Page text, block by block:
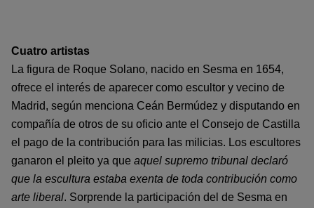
Cuatro artistas
La figura de Roque Solano, nacido en Sesma en 1654,
ofrece el interés de aparecer como escultor y vecino de
Madrid, según menciona Ceán Bermúdez y disputando en
compañía de otros de su oficio ante el Consejo de Castilla
el pago de la contribución para las milicias. Los escultores
ganaron el pleito ya que aquel supremo tribunal declaró
que la escultura estaba exenta de toda contribución como
arte liberal. Sorprende la participación del de Sesma en